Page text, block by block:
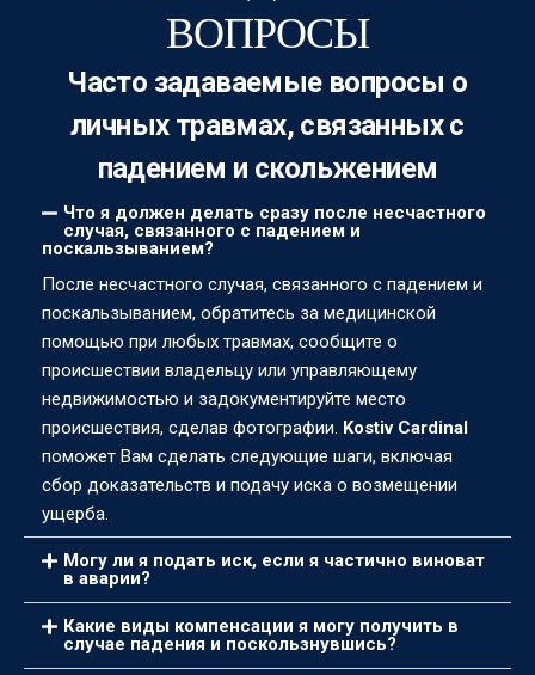
ВОПРОСЫ
Часто задаваемые вопросы о
личных травмах, связанных с
падением и скольжением
Что я должен делать сразу после несчастного
случая, связанного с падением и
поскальзыванием?
После несчастного случая, связанного с падением и
поскальзыванием, обратитесь за медицинской
помощью при любых травмах, сообщите о
происшествии владельцу или управляющему
недвижимостью и задокументируйте место
происшествия, сделав фотографии. Kostiv Cardinal
поможет Вам сделать следующие шаги, включая
сбор доказательств и подачу иска о возмещении
ущерба.
Могу ли я подать иск, если я частично виноват
в аварии?
Какие виды компенсации я могу получить в
случае падения и поскользнувшись?